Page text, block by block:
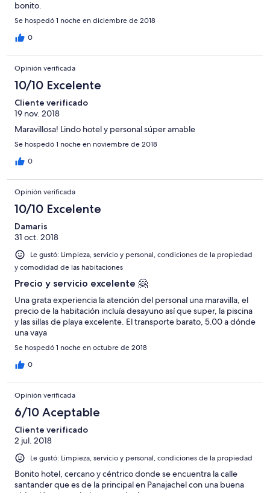
bonito.
Se hospedó 1 noche en diciembre de 2018
0
Opinión verificada
10/10 Excelente
Cliente verificado
19 nov. 2018
Maravillosa! Lindo hotel y personal súper amable
Se hospedó 1 noche en noviembre de 2018
0
Opinión verificada
10/10 Excelente
Damaris
31 oct. 2018
Le gustó: Limpieza, servicio y personal, condiciones de la propiedad
y comodidad de las habitaciones
Precio y servicio excelente 🤗
Una grata experiencia la atención del personal una maravilla, el
precio de la habitación incluía desayuno así que super, la piscina
y las sillas de playa excelente. El transporte barato, 5.00 a dónde
una vaya
Se hospedó 1 noche en octubre de 2018
0
Opinión verificada
6/10 Aceptable
Cliente verificado
2 jul. 2018
Le gustó: Limpieza, servicio y personal, condiciones de la propiedad
Bonito hotel, cercano y céntrico donde se encuentra la calle
santander que es de la principal en Panajachel con una buena